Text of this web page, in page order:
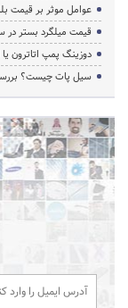
عوامل موثر بر قیمت
قیمت میلگرد بستر در
دوزینگ پمپ اتاترون
سیل پات چیست؟ بررسی